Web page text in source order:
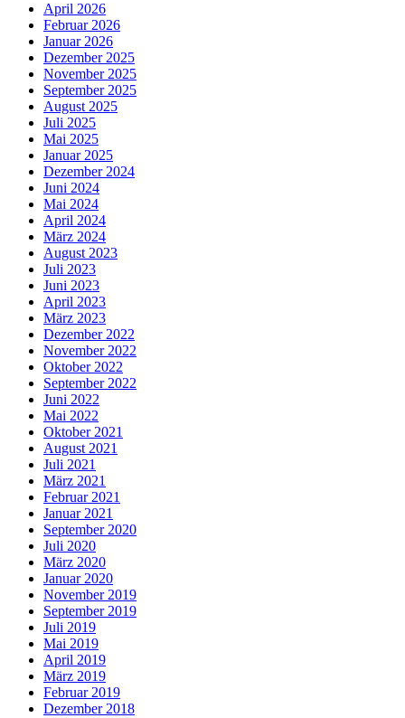
April 2026
Februar 2026
Januar 2026
Dezember 2025
November 2025
September 2025
August 2025
Juli 2025
Mai 2025
Januar 2025
Dezember 2024
Juni 2024
Mai 2024
April 2024
März 2024
August 2023
Juli 2023
Juni 2023
April 2023
März 2023
Dezember 2022
November 2022
Oktober 2022
September 2022
Juni 2022
Mai 2022
Oktober 2021
August 2021
Juli 2021
März 2021
Februar 2021
Januar 2021
September 2020
Juli 2020
März 2020
Januar 2020
November 2019
September 2019
Juli 2019
Mai 2019
April 2019
März 2019
Februar 2019
Dezember 2018